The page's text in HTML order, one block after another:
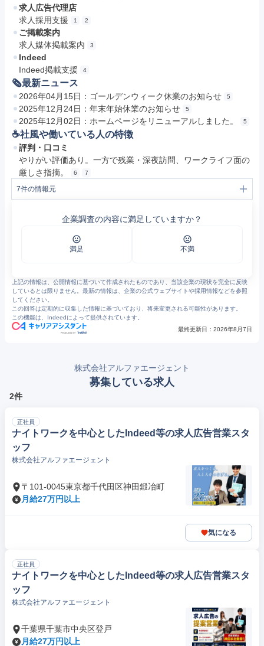
求人広告代理店
求人採用支援
1 2
ご掲載案内
求人媒体掲載案内
3
Indeed
Indeed掲載支援
4
🗞最新ニュース
2026年04月15日：ゴールデンウィーク休業のお知らせ 5
2025年12月24日：年末年始休業のお知らせ 5
2025年12月02日：ホームページをリニューアルしました。 5
☕️社風や働いている人の特徴
評判・口コミ
やりがい評価あり。一方で残業・深夜訪問、ワークライフ面の
厳しさ指摘。
6 7
7件の情報元
ご掲載案内 | 株式会社アルファエージェント
お知らせ | 株式会社アルファエージェント
https://jobtalk.jp/companies/56632
企業調査の内容に満足していますか？
満足 不満
上記の情報は、公開情報に基づいて作成されたものであり、当該企業の現状を完全に反映
しているとは限りません。最新の情報は、企業の公式ウェブサイトや採用情報などを参照
してください。
この回答は定期的に収集した情報に基づいており、将来変更される可能性があります。
この機能は、Indeedによって提供されています。
最終更新日： 2026年8月7日
株式会社アルファエージェント
募集している求人
2件
正社員
ナイトワークを中心としたIndeed等の求人広告営業スタ
ッフ
株式会社アルファエージェント
〒101-0045東京都千代田区神田鍛冶町
月給27万円以上
気になる
正社員
ナイトワークを中心としたIndeed等の求人広告営業スタ
ッフ
株式会社アルファエージェント
千葉県千葉市中央区登戸
月給27万円以上